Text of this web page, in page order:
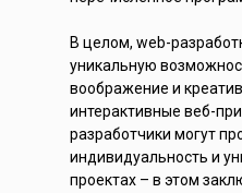
В целом, web-
уникальную
воображение и
интерактивные веб-
разработчики могут
индивидуальность и
проектах – в этом